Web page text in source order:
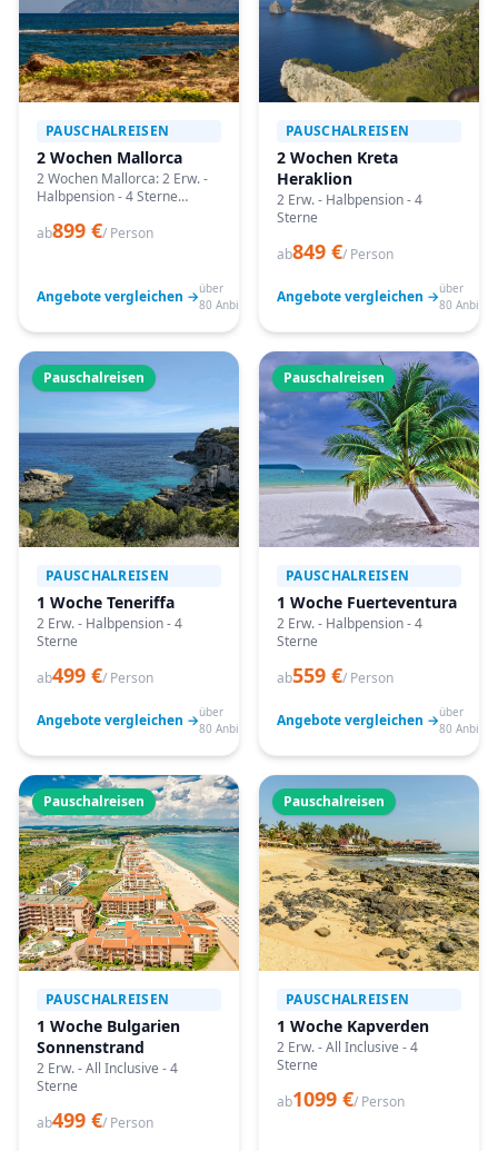
PAUSCHALREISEN
2 Wochen Mallorca
2 Wochen Mallorca: 2 Erw. -
Halbpension - 4 Sterne
passende Termine prüfen
ab899 €/ Person
Angebote vergleichen →über
80 Anbieter
PAUSCHALREISEN
2 Wochen Kreta
Heraklion
2 Erw. - Halbpension - 4
Sterne
ab849 €/ Person
Angebote vergleichen →über
80
Pauschalreisen
PAUSCHALREISEN
1 Woche Teneriffa
2 Erw. - Halbpension - 4
Sterne
ab499 €/ Person
Angebote vergleichen →über
80 Anbieter
Pauschalreisen
PAUSCHALREISEN
1 Woche Fuerteventura
2 Erw. - Halbpension - 4
Sterne
ab559 €/ Person
Angebote vergleichen →über
80
Pauschalreisen
PAUSCHALREISEN
1 Woche Bulgarien
Sonnenstrand
2 Erw. - All Inclusive - 4
Sterne
ab499 €/ Person
Pauschalreisen
PAUSCHALREISEN
1 Woche Kapverden
2 Erw. - All Inclusive - 4
Sterne
ab1099 €/ Person